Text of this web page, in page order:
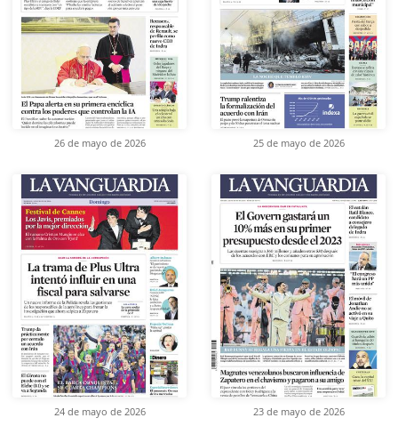
26 de mayo de 2026 25 de mayo de 2026
24 de mayo de 2026 23 de mayo de 2026